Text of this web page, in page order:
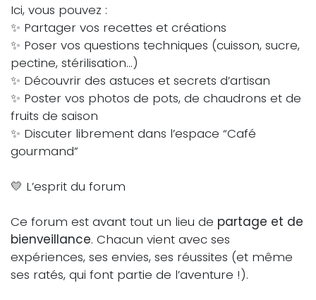
Ici, vous pouvez :
✨ Partager vos recettes et créations
✨ Poser vos questions techniques (cuisson, sucre,
pectine, stérilisation…)
✨ Découvrir des astuces et secrets d’artisan
✨ Poster vos photos de pots, de chaudrons et de
fruits de saison
✨ Discuter librement dans l’espace “Café
gourmand”
💛 L’esprit du forum
Ce forum est avant tout un lieu de partage et de
bienveillance. Chacun vient avec ses
expériences, ses envies, ses réussites (et même
ses ratés, qui font partie de l’aventure !).